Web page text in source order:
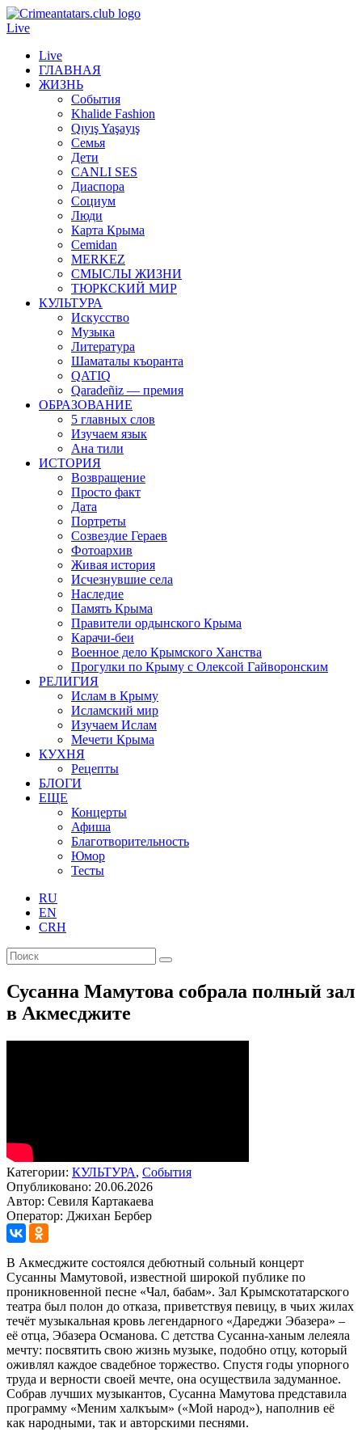
Live
Live
ГЛАВНАЯ
ЖИЗНЬ
События
Khalide Fashion
Qıyış Yaşayış
Семья
Дети
CANLI SES
Диаспора
Социум
Люди
Карта Крыма
Cemidan
МERKEZ
СМЫСЛЫ ЖИЗНИ
ТЮРКСКИЙ МИР
КУЛЬТУРА
Искусство
Музыка
Литература
Шаматалы къоранта
QATIQ
Qaradeñiz — премия
ОБРАЗОВАНИЕ
5 главных слов
Изучаем язык
Ана тили
ИСТОРИЯ
Возвращение
Просто факт
Дата
Портреты
Созвездие Гераев
Фотоархив
Живая история
Исчезнувшие села
Наследие
Память Крыма
Правители ордынского Крыма
Карачи-беи
Военное дело Крымского Ханства
Прогулки по Крыму с Олексой Гайворонским
РЕЛИГИЯ
Ислам в Крыму
Исламский мир
Изучаем Ислам
Мечети Крыма
КУХНЯ
Рецепты
БЛОГИ
ЕЩЕ
Концерты
Афиша
Благотворительность
Юмор
Тесты
RU
EN
CRH
Сусанна Мамутова собрала полный зал
в Акмесджите
Категории: КУЛЬТУРА, События
Опубликовано: 20.06.2026
Автор: Севиля Картакаева
Оператор: Джихан Бербер
В Акмесджите состоялся дебютный сольный концерт
Сусанны Мамутовой, известной широкой публике по
проникновенной песне «Чал, бабам». Зал Крымскотатарского
театра был полон до отказа, приветствуя певицу, в чьих жилах
течёт музыкальная кровь легендарного «Дареджи Эбазера» –
её отца, Эбазера Османова. С детства Сусанна-ханым лелеяла
мечту: посвятить свою жизнь музыке, подобно отцу, который
оживлял каждое свадебное торжество. Спустя годы упорного
труда и верности своей мечте, она осуществила задуманное.
Собрав лучших музыкантов, Сусанна Мамутова представила
программу «Меним халкъым» («Мой народ»), наполнив её
как народными, так и авторскими песнями.